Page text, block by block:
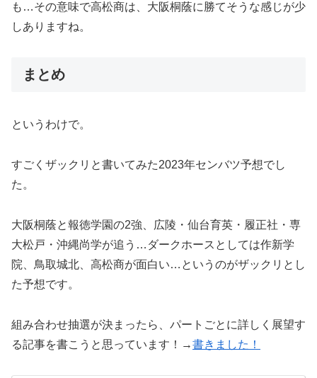
も…その意味で高松商は、大阪桐蔭に勝てそうな感じが少
しありますね。
まとめ
というわけで。
すごくザックリと書いてみた2023年センバツ予想でし
た。
大阪桐蔭と報徳学園の2強、広陵・仙台育英・履正社・専
大松戸・沖縄尚学が追う…ダークホースとしては作新学
院、鳥取城北、高松商が面白い…というのがザックリとし
た予想です。
組み合わせ抽選が決まったら、パートごとに詳しく展望す
る記事を書こうと思っています！→書きました！